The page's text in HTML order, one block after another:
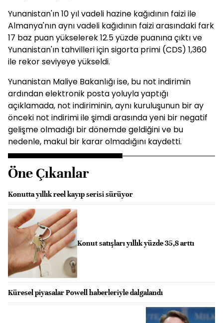
Yunanistan'ın 10 yıl vadeli hazine kağıdının faizi ile
Almanya'nın aynı vadeli kağıdının faizi arasındaki fark
17 baz puan yükselerek 12.5 yüzde puanına çıktı ve
Yunanistan'ın tahvilleri için sigorta primi (CDS) 1,360
ile rekor seviyeye yükseldi.
Yunanistan Maliye Bakanlığı ise, bu not indirimin
ardından elektronik posta yoluyla yaptığı
açıklamada, not indiriminin, aynı kuruluşunun bir ay
önceki not indirimi ile şimdi arasında yeni bir negatif
gelişme olmadığı bir dönemde geldiğini ve bu
nedenle, makul bir karar olmadığını kaydetti.
Öne Çıkanlar
Konutta yıllık reel kayıp serisi sürüyor
Konut satışları yıllık yüzde 35,8 arttı
Küresel piyasalar Powell haberleriyle dalgalandı